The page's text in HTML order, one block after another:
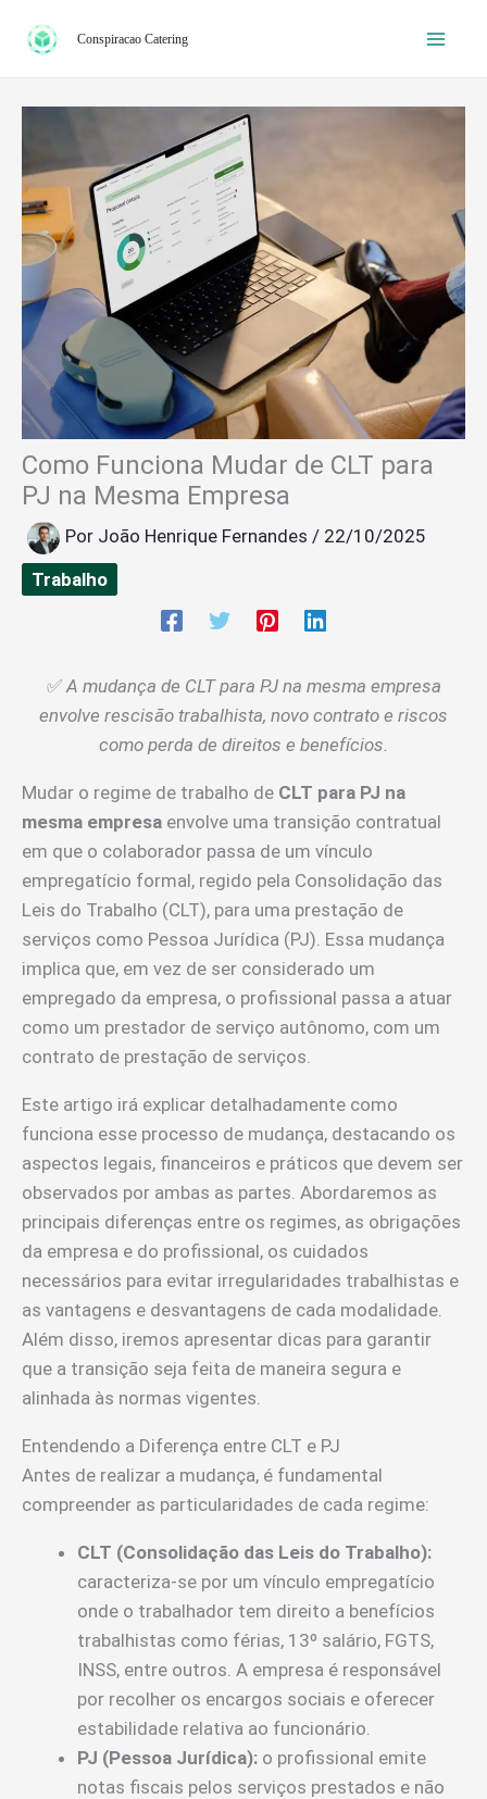
para
conteúdo
Conspiracao Catering
Como Funciona Mudar de CLT para
PJ na Mesma Empresa
Por João Henrique Fernandes / 22/10/2025
Trabalho
✅ A mudança de CLT para PJ na mesma empresa
envolve rescisão trabalhista, novo contrato e riscos
como perda de direitos e benefícios.
Mudar o regime de trabalho de CLT para PJ na
mesma empresa envolve uma transição contratual
em que o colaborador passa de um vínculo
empregatício formal, regido pela Consolidação das
Leis do Trabalho (CLT), para uma prestação de
serviços como Pessoa Jurídica (PJ). Essa mudança
implica que, em vez de ser considerado um
empregado da empresa, o profissional passa a atuar
como um prestador de serviço autônomo, com um
contrato de prestação de serviços.
Este artigo irá explicar detalhadamente como
funciona esse processo de mudança, destacando os
aspectos legais, financeiros e práticos que devem ser
observados por ambas as partes. Abordaremos as
principais diferenças entre os regimes, as obrigações
da empresa e do profissional, os cuidados
necessários para evitar irregularidades trabalhistas e
as vantagens e desvantagens de cada modalidade.
Além disso, iremos apresentar dicas para garantir
que a transição seja feita de maneira segura e
alinhada às normas vigentes.
Entendendo a Diferença entre CLT e PJ
Antes de realizar a mudança, é fundamental
compreender as particularidades de cada regime:
CLT (Consolidação das Leis do Trabalho):
caracteriza-se por um vínculo empregatício
onde o trabalhador tem direito a benefícios
trabalhistas como férias, 13º salário, FGTS,
INSS, entre outros. A empresa é responsável
por recolher os encargos sociais e oferecer
estabilidade relativa ao funcionário.
PJ (Pessoa Jurídica): o profissional emite
notas fiscais pelos serviços prestados e não